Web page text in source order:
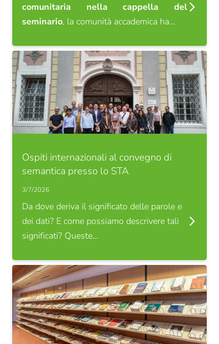
comunitaria nella cappella del
seminario, la comunità accademica ha…
Ospiti internazionali al convegno di
semantica presso lo STA
3/7/2026
Da dove deriva il significato delle parole e
dei dati? E come possiamo descrivere tali
significati? Queste…